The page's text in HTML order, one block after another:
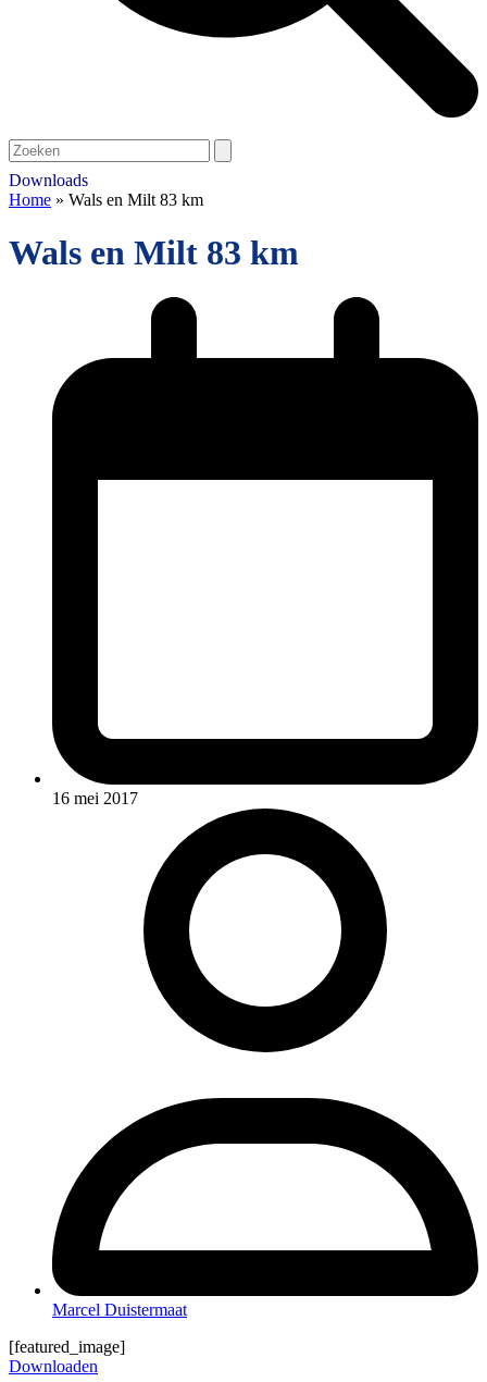
Open
mobile
menu
Close
mobile
menu
Search
Downloads
Home » Wals en Milt 83 km
Wals en Milt 83 km
16 mei 2017
Marcel Duistermaat
[featured_image]
Downloaden